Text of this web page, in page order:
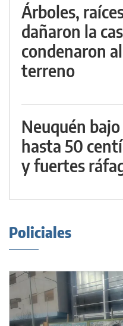
Árboles,
dañaron la
condenaron
terreno
Neuquén
hasta 50
y fuertes
Policiales